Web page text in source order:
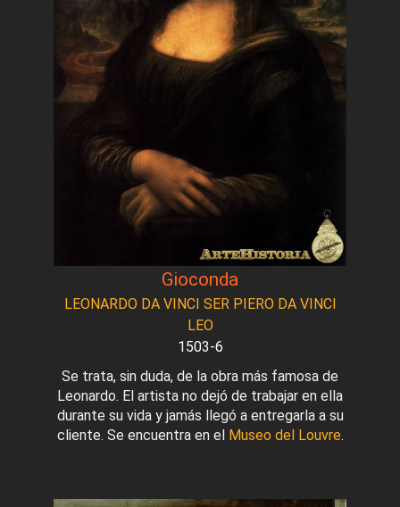
Gioconda
LEONARDO DA VINCI SER PIERO DA VINCI
LEO
1503-6
Se trata, sin duda, de la obra más famosa de
Leonardo. El artista no dejó de trabajar en ella
durante su vida y jamás llegó a entregarla a su
cliente. Se encuentra en el Museo del Louvre.